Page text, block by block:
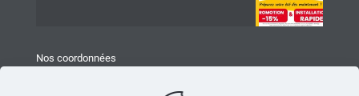
Nos coordonnées